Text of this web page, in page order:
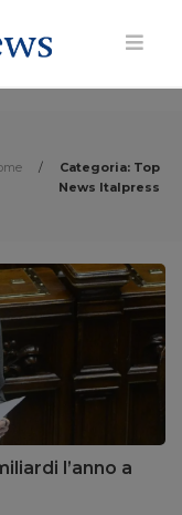
/
Categoria: Top
News Italpress
l’anno a